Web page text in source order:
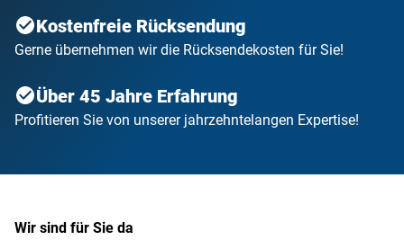
Kostenfreie Rücksendung
Gerne übernehmen wir die Rücksendekosten für Sie!
Über 45 Jahre Erfahrung
Profitieren Sie von unserer jahrzehntelangen Expertise!
Wir sind für Sie da